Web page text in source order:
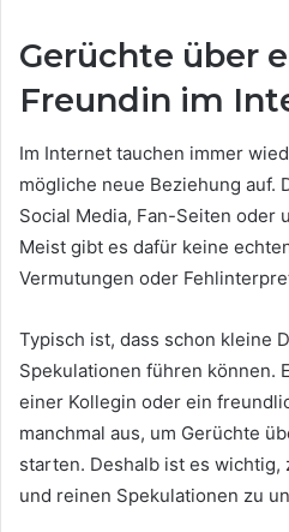
Gerüchte über
Freundin im
Im Internet tauchen immer
mögliche neue Beziehung auf.
Social Media, Fan-Seiten oder
Meist gibt es dafür keine
Vermutungen oder
Typisch ist, dass schon kleine
Spekulationen führen können.
einer Kollegin oder ein
manchmal aus, um Gerüchte
starten. Deshalb ist es wichtig,
und reinen Spekulationen zu